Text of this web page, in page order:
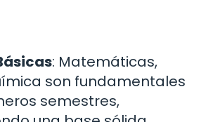
: Matemáticas,
son fundamentales
semestres,